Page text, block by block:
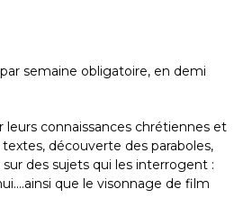
semaine obligatoire, en demi
leurs connaissances chrétiennes et
découverte des paraboles,
des sujets qui les interrogent :
que le visonnage de film